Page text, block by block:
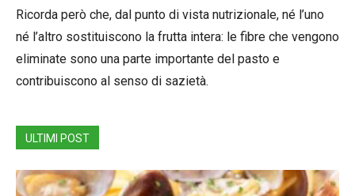
Ricorda però che, dal punto di vista nutrizionale, né l’uno
né l’altro sostituiscono la frutta intera: le fibre che vengono
eliminate sono una parte importante del pasto e
contribuiscono al senso di sazietà.
ULTIMI POST